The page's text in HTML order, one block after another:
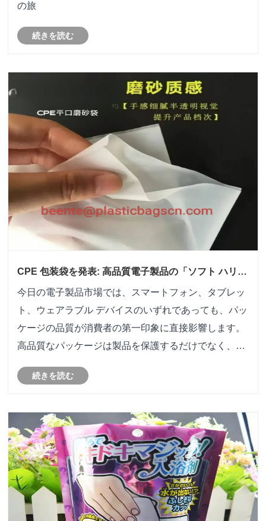
の旅
続きを読む
CPE 包装袋を発表: 高品質電子製品の「ソフト ハリネ
今日の電子製品市場では、スマートフォン、タブレッ
ト、ウェアラブル デバイスのいずれであっても、パッ
ケージの品質が消費者の第一印象に直接影響します。
高品質なパッケージは製品を保護するだけでなく、製
製品の包装分野でトップパフォーマンスを誇る CPE
下げていきます。
続きを読む